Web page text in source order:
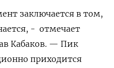
заключается в том,
- отмечает
Кабаков. — Пик
приходится